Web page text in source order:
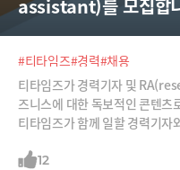
assistant)를 모집합
#티타임즈#경력#채용
티타임즈가 경력기자 및
즈니스에 대한 독보적인 콘텐츠
티타임즈가 함께 일할 경력기자
공적인 사례로 평가받고 있습
12